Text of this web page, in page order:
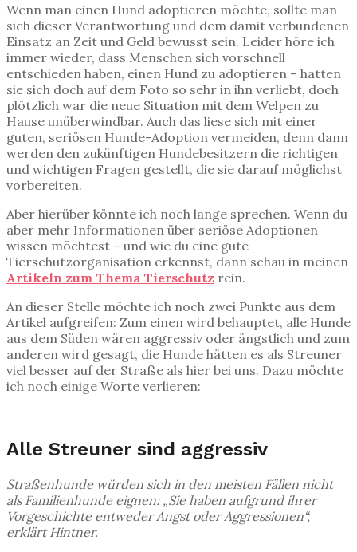
Wenn man einen Hund adoptieren möchte, sollte man
sich dieser Verantwortung und dem damit verbundenen
Einsatz an Zeit und Geld bewusst sein. Leider höre ich
immer wieder, dass Menschen sich vorschnell
entschieden haben, einen Hund zu adoptieren – hatten
sie sich doch auf dem Foto so sehr in ihn verliebt, doch
plötzlich war die neue Situation mit dem Welpen zu
Hause unüberwindbar. Auch das liese sich mit einer
guten, seriösen Hunde-Adoption vermeiden, denn dann
werden den zukünftigen Hundebesitzern die richtigen
und wichtigen Fragen gestellt, die sie darauf möglichst
vorbereiten.
Aber hierüber könnte ich noch lange sprechen. Wenn du
aber mehr Informationen über seriöse Adoptionen
wissen möchtest – und wie du eine gute
Tierschutzorganisation erkennst, dann schau in meinen
Artikeln zum Thema Tierschutz rein.
An dieser Stelle möchte ich noch zwei Punkte aus dem
Artikel aufgreifen: Zum einen wird behauptet, alle Hunde
aus dem Süden wären aggressiv oder ängstlich und zum
anderen wird gesagt, die Hunde hätten es als Streuner
viel besser auf der Straße als hier bei uns. Dazu möchte
ich noch einige Worte verlieren:
Alle Streuner sind aggressiv
Straßenhunde würden sich in den meisten Fällen nicht
als Familienhunde eignen: „Sie haben aufgrund ihrer
Vorgeschichte entweder Angst oder Aggressionen“,
erklärt Hintner.